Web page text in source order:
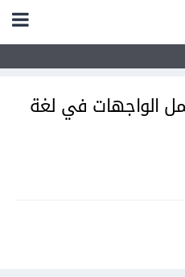
الواجهات في لغة